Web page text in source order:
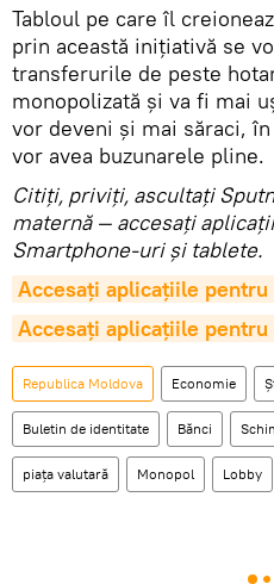
Tabloul pe care îl
prin această inițiativă se
transferurile de peste
monopolizată și va fi mai
vor deveni și mai săraci,
vor avea buzunarele pline.
Citiţi, priviţi, ascultaţi
maternă — accesaţi
Smartphone-uri şi tablete.
Accesaţi aplicaţiile pentru
Accesaţi aplicaţiile
Republica Moldova Economie
Buletin de identitate Bănci
piața valutară Monopol Lobby